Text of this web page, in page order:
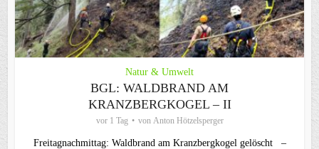
Natur & Umwelt
BGL: WALDBRAND AM
KRANZBERGKOGEL – II
vor 1 Tag von Anton Hötzelsperger
Freitagnachmittag: Waldbrand am Kranzbergkogel gelöscht –